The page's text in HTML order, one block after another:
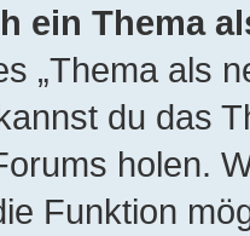
ein Thema
„Thema als
du das
holen.
Funktion